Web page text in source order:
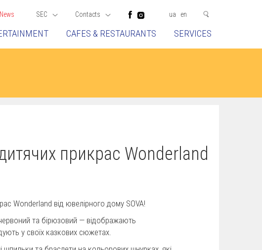
News SEC Contacts ua en
CAFES & RESTAURANTS SERVICES
прикрас Wonderland
Wonderland від ювелірного дому SOVA!
та бірюзовий — відображають
у своїх казкових сюжетах.